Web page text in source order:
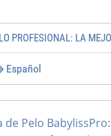
PROFESIONAL: LA
Español